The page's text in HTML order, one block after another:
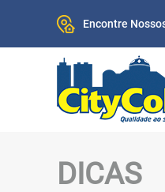
Encontre
DICAS